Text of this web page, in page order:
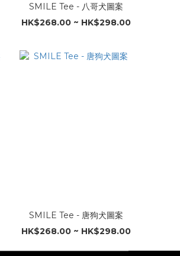
SMILE Tee - 八哥犬圖案
HK$268.00 ~ HK$298.00
SMILE Tee - 唐狗犬圖案
HK$268.00 ~ HK$298.00